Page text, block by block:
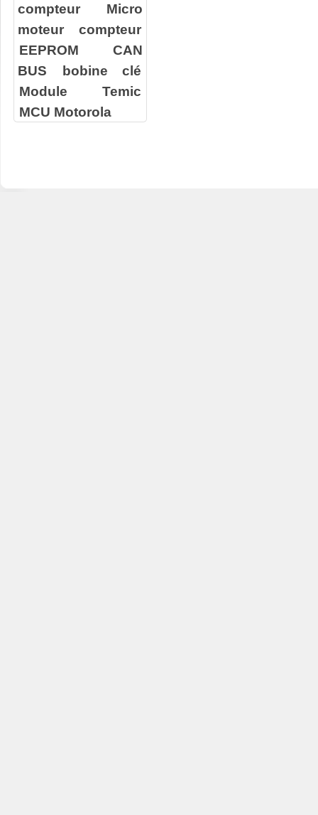
compteur
Micro
moteur compteur
EEPROM
CAN
BUS
bobine clé
Module Temic
MCU Motorola